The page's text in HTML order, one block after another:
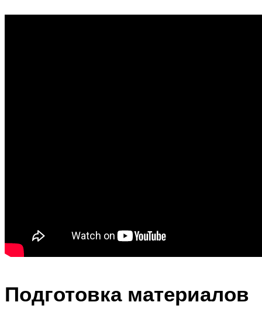
Подготовка материалов